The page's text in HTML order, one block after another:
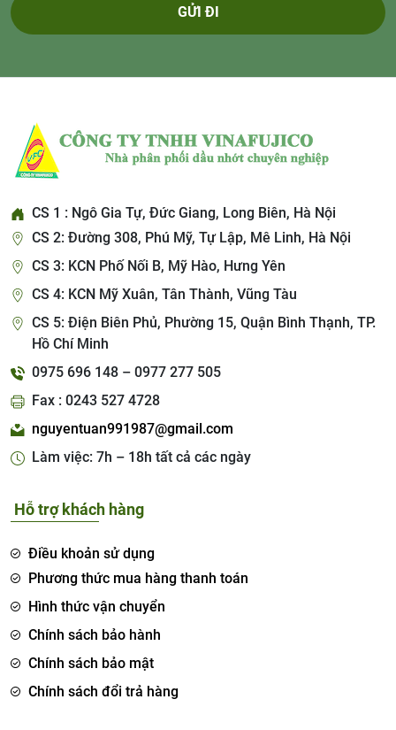
GỬI ĐI
CS 1 : Ngô Gia Tự, Đức Giang, Long Biên, Hà Nội
CS 2: Đường 308, Phú Mỹ, Tự Lập, Mê Linh, Hà Nội
CS 3: KCN Phố Nối B, Mỹ Hào, Hưng Yên
CS 4: KCN Mỹ Xuân, Tân Thành, Vũng Tàu
CS 5: Điện Biên Phủ, Phường 15, Quận Bình Thạnh, TP.
Hồ Chí Minh
0975 696 148 – 0977 277 505
Fax : 0243 527 4728
nguyentuan991987@gmail.com
Làm việc: 7h – 18h tất cả các ngày
Hỗ trợ khách hàng
Điều khoản sử dụng
Phương thức mua hàng thanh toán
Hình thức vận chuyển
Chính sách bảo hành
Chính sách bảo mật
Chính sách đổi trả hàng